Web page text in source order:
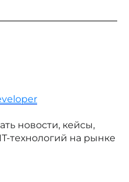
новости, кейсы,
технологий на рынке